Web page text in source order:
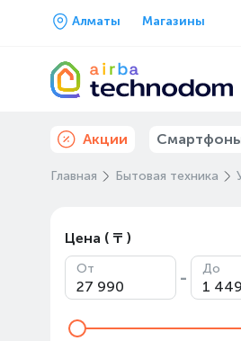
Алматы Магазины
Акции
Главная Бытовая техника
Цена ( ₸ )
От - До